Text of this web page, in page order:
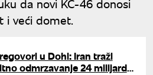
da novi KC-46 donosi
i veći domet.
u Dohi: Iran traži
odmrzavanje 24 milijarde